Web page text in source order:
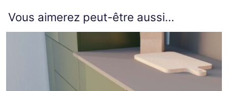
Vous aimerez peut-être aussi…